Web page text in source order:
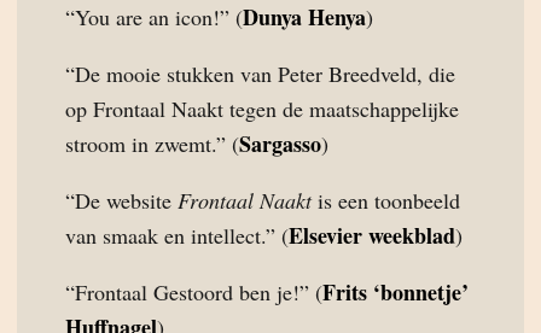
“You are an icon!” (Dunya Henya)
“De mooie stukken van Peter Breedveld, die
op Frontaal Naakt tegen de maatschappelijke
stroom in zwemt.” (Sargasso)
“De website Frontaal Naaktis een toonbeeld
van smaak en intellect.” (Elsevier weekblad)
“Frontaal Gestoord ben je!” (Frits ‘bonnetje’
)